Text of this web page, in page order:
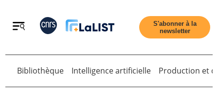
Retour
S'abonner à la
newsletter
Bibliothèque Intelligence artificielle Production et